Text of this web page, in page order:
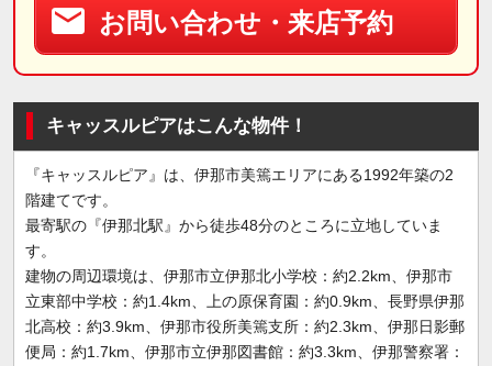
お問い合わせ・来店予約
キャッスルピアはこんな物件！
『キャッスルピア』は、伊那市美篶エリアにある1992年築の2
階建てです。
最寄駅の『伊那北駅』から徒歩48分のところに立地していま
す。
建物の周辺環境は、伊那市立伊那北小学校：約2.2km、伊那市
立東部中学校：約1.4km、上の原保育園：約0.9km、長野県伊那
北高校：約3.9km、伊那市役所美篶支所：約2.3km、伊那日影郵
便局：約1.7km、伊那市立伊那図書館：約3.3km、伊那警察署：